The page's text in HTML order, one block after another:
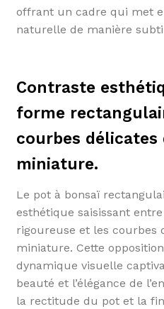
offrant un cadre qui met
naturelle de manière
Contraste
forme
courbes délicates
miniature.
Le pot à bonsaï
esthétique saisissant
rigoureuse et les courbes
miniature. Cette
dynamique visuelle
beauté et l’élégance de
la rectitude du pot et la